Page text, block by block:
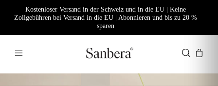
Kostenloser Versand in der Schweiz und in die EU | Keine
Zollgebühren bei Versand in die EU | Abonnieren und bis zu 20 %
sparen